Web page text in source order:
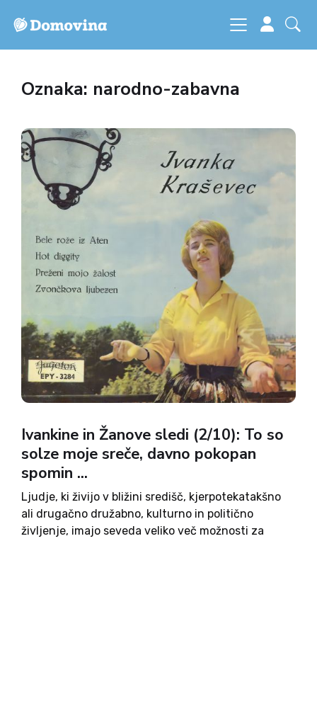
Oznaka: narodno-zabavna
Ivankine in Žanove sledi (2/10): To so
solze moje sreče, davno pokopan
spomin ...
Ljudje, ki živijo v bližini središč, kjerpotekatakšno
ali drugačno družabno, kulturno in politično
življenje, imajo seveda veliko več možnosti za